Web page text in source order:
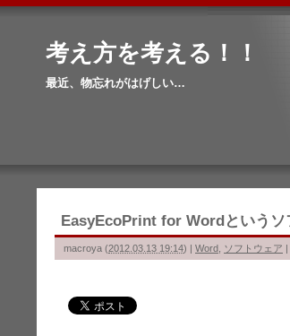
考え方を考える！！
最近、物忘れがはげしい…
EasyEcoPrint for Wordという
macroya (2012.03.13 19:14) | Word ソフトウェア |